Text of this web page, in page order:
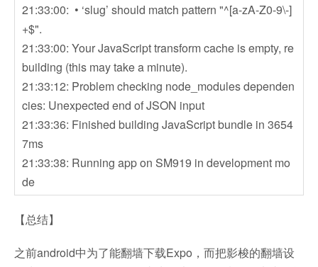
21:33:00: • ‘slug’ should match pattern "^[a-zA-Z0-9\-]
+$".
21:33:00: Your JavaScript transform cache is empty, re
building (this may take a minute).
21:33:12: Problem checking node_modules dependen
cies: Unexpected end of JSON input
21:33:36: Finished building JavaScript bundle in 3654
7ms
21:33:38: Running app on SM919 in development mo
de
【总结】
之前android中为了能翻墙下载Expo，而把影梭的翻墙设